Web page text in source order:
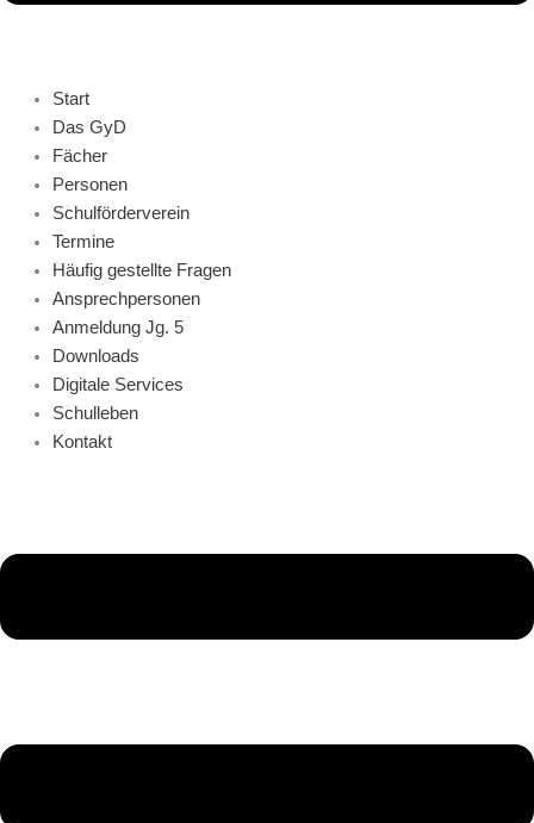
Start
Das GyD
Fächer
Personen
Schulförderverein
Termine
Häufig gestellte Fragen
Ansprechpersonen
Anmeldung Jg. 5
Downloads
Digitale Services
Schulleben
Kontakt